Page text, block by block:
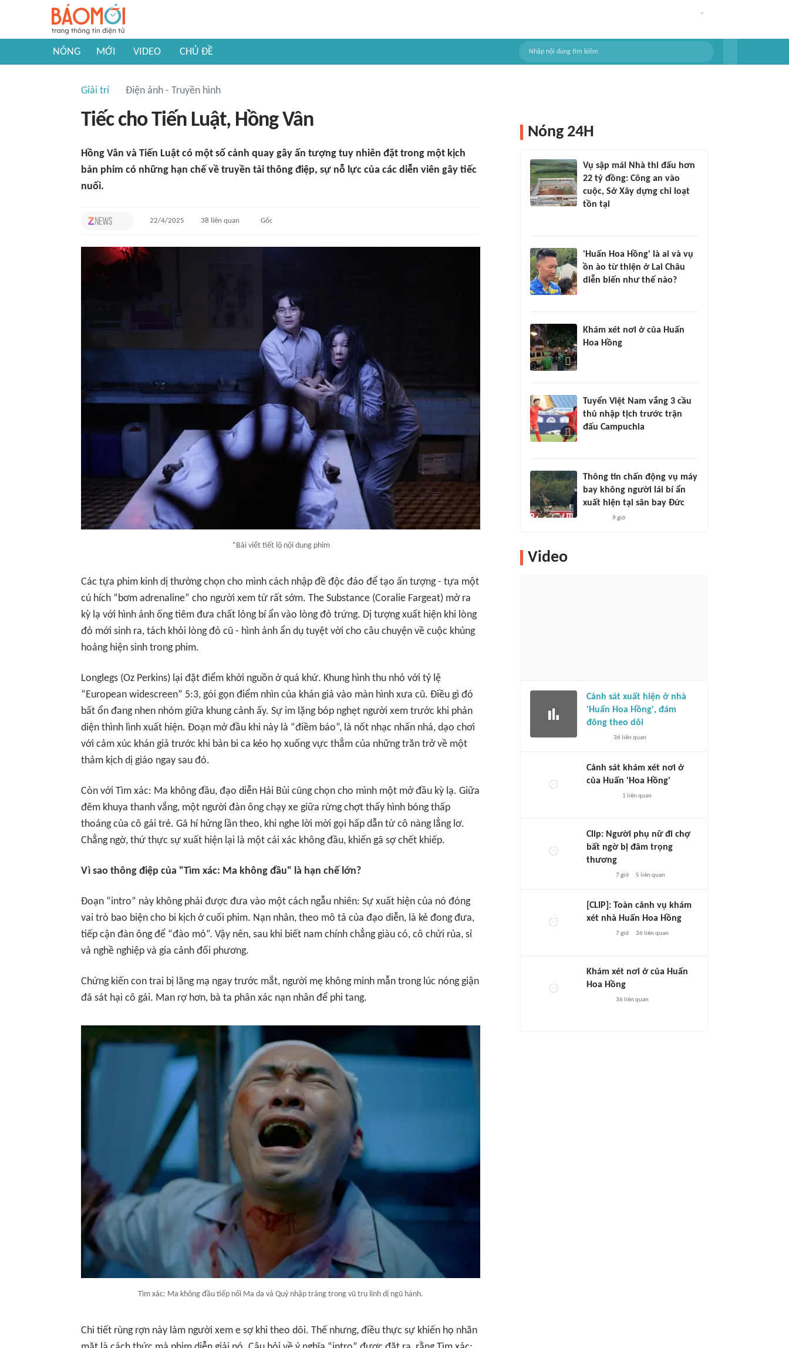
NÓNG MỚI VIDEO CHỦ ĐỀ
Giải trí Điện ảnh - Truyền hình
Tiếc cho Tiến Luật, Hồng Vân
Hồng Vân và Tiến Luật có một số cảnh quay gây ấn tượng tuy nhiên đặt trong một kịch
bản phim có những hạn chế về truyền tải thông điệp, sự nỗ lực của các diễn viên gây tiếc
nuối.
22/4/2025 38 liên quan Gốc
*Bài viết tiết lộ nội dung phim
Các tựa phim kinh dị thường chọn cho mình cách nhập đề độc đáo để tạo ấn tượng - tựa một
cú hích “bơm adrenaline” cho người xem từ rất sớm. The Substance (Coralie Fargeat) mở ra
kỳ lạ với hình ảnh ống tiêm đưa chất lỏng bí ẩn vào lòng đỏ trứng. Dị tượng xuất hiện khi lòng
đỏ mới sinh ra, tách khỏi lòng đỏ cũ - hình ảnh ẩn dụ tuyệt vời cho câu chuyện về cuộc khủng
hoảng hiện sinh trong phim.
Longlegs (Oz Perkins) lại đặt điểm khởi nguồn ở quá khứ. Khung hình thu nhỏ với tỷ lệ
“European widescreen” 5:3, gói gọn điểm nhìn của khán giả vào màn hình xưa cũ. Điều gì đó
bất ổn đang nhen nhóm giữa khung cảnh ấy. Sự im lặng bóp nghẹt người xem trước khi phản
diện thình lình xuất hiện. Đoạn mở đầu khi này là “điềm báo”, là nốt nhạc nhấn nhá, dạo chơi
với cảm xúc khán giả trước khi bản bi ca kéo họ xuống vực thẳm của những trăn trở về một
thảm kịch dị giáo ngay sau đó.
Còn với Tìm xác: Ma không đầu, đạo diễn Hải Bùi cũng chọn cho mình một mở đầu kỳ lạ. Giữa
đêm khuya thanh vắng, một người đàn ông chạy xe giữa rừng chợt thấy hình bóng thấp
thoáng của cô gái trẻ. Gã hí hửng lần theo, khi nghe lời mời gọi hấp dẫn từ cô nàng lẳng lơ.
Chẳng ngờ, thứ thực sự xuất hiện lại là một cái xác không đầu, khiến gã sợ chết khiếp.
Vì sao thông điệp của "Tìm xác: Ma không đầu" là hạn chế lớn?
Đoạn “intro” này không phải được đưa vào một cách ngẫu nhiên: Sự xuất hiện của nó đóng
vai trò bao biện cho bi kịch ở cuối phim. Nạn nhân, theo mô tả của đạo diễn, là kẻ đong đưa,
tiếp cận đàn ông để “đào mỏ”. Vậy nên, sau khi biết nam chính chẳng giàu có, cô chửi rủa, sỉ
vả nghề nghiệp và gia cảnh đối phương.
Chứng kiến con trai bị lăng mạ ngay trước mắt, người mẹ không minh mẫn trong lúc nóng giận
đã sát hại cô gái. Man rợ hơn, bà ta phân xác nạn nhân để phi tang.
Tìm xác: Ma không đầu tiếp nối Ma da và Quỷ nhập tràng trong vũ trụ linh dị ngũ hành.
Chi tiết rùng rợn này làm người xem e sợ khi theo dõi. Thế nhưng, điều thực sự khiến họ nhăn
Nóng 24H
Vụ sập mái Nhà thi đấu hơn
22 tỷ đồng: Công an vào
cuộc, Sở Xây dựng chỉ loạt
tồn tại
'Huấn Hoa Hồng' là ai và vụ
ồn ào từ thiện ở Lai Châu
diễn biến như thế nào?
Khám xét nơi ở của Huấn
Hoa Hồng
Tuyển Việt Nam vắng 3 cầu
thủ nhập tịch trước trận
đấu Campuchia
Thông tin chấn động vụ máy
bay không người lái bí ẩn
xuất hiện tại sân bay Đức
9 giờ
Video
Cảnh sát xuất hiện ở nhà
'Huấn Hoa Hồng', đám
đông theo dõi
36 liên quan
Cảnh sát khám xét nơi ở
của Huấn 'Hoa Hồng'
1 liên quan
Clip: Người phụ nữ đi chợ
bất ngờ bị đâm trọng
thương
7 giờ 5 liên quan
[CLIP]: Toàn cảnh vụ khám
xét nhà Huấn Hoa Hồng
7 giờ 36 liên quan
Khám xét nơi ở của Huấn
Hoa Hồng
36 liên quan